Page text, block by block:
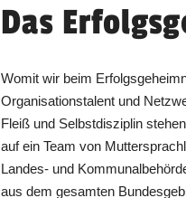
Das
Womit wir beim
Organisationstalent und
Fleiß und Selbstdisziplin
auf ein Team von
Landes- und
aus dem gesamten